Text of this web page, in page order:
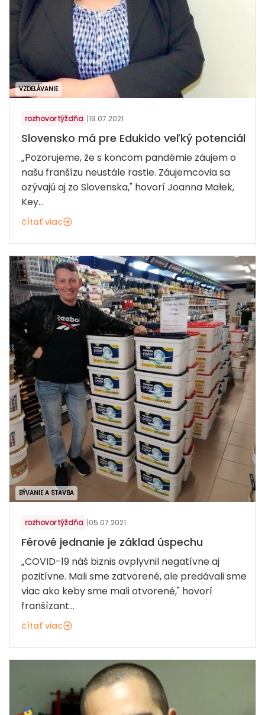
VZDELÁVANIE
rozhovor týždňa |19.07.2021
Slovensko má pre Edukido veľký potenciál
„Pozorujeme, že s koncom pandémie záujem o
našu franšízu neustále rastie. Záujemcovia sa
ozývajú aj zo Slovenska," hovorí Joanna Małek,
Key...
čítať viac
BÝVANIE A STAVBA
rozhovor týždňa |05.07.2021
Férové jednanie je základ úspechu
„COVID-19 náš biznis ovplyvnil negatívne aj
pozitívne. Mali sme zatvorené, ale predávali sme
viac ako keby sme mali otvorené," hovorí
franšízant...
čítať viac